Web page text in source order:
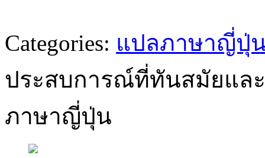
Categories: แปลภาษาญี่ปุ่
ประสบการณ์ที่ทันสมัยแล
ภาษาญี่ปุ่น